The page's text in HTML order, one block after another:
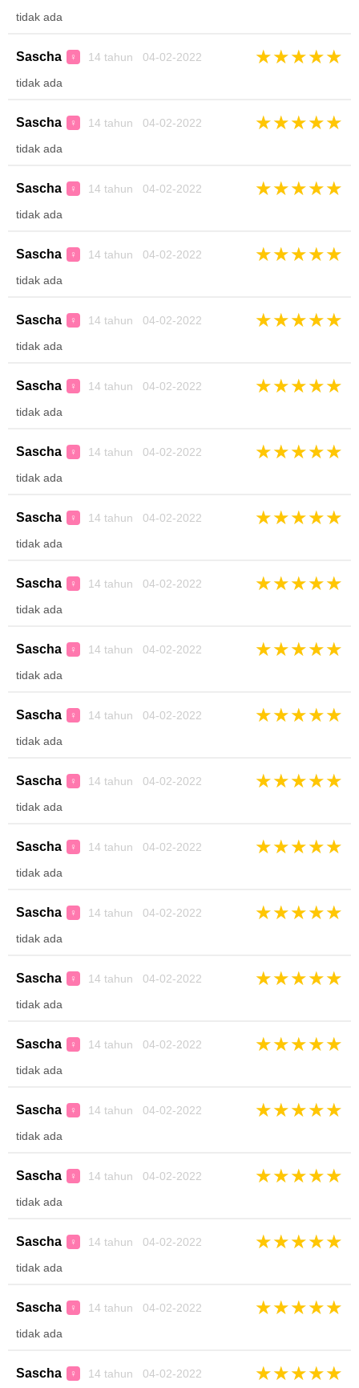
tidak ada
Sascha ♀ 14 tahun 04-02-2022 ★★★★★
tidak ada
Sascha ♀ 14 tahun 04-02-2022 ★★★★★
tidak ada
Sascha ♀ 14 tahun 04-02-2022 ★★★★★
tidak ada
Sascha ♀ 14 tahun 04-02-2022 ★★★★★
tidak ada
Sascha ♀ 14 tahun 04-02-2022 ★★★★★
tidak ada
Sascha ♀ 14 tahun 04-02-2022 ★★★★★
tidak ada
Sascha ♀ 14 tahun 04-02-2022 ★★★★★
tidak ada
Sascha ♀ 14 tahun 04-02-2022 ★★★★★
tidak ada
Sascha ♀ 14 tahun 04-02-2022 ★★★★★
tidak ada
Sascha ♀ 14 tahun 04-02-2022 ★★★★★
tidak ada
Sascha ♀ 14 tahun 04-02-2022 ★★★★★
tidak ada
Sascha ♀ 14 tahun 04-02-2022 ★★★★★
tidak ada
Sascha ♀ 14 tahun 04-02-2022 ★★★★★
tidak ada
Sascha ♀ 14 tahun 04-02-2022 ★★★★★
tidak ada
Sascha ♀ 14 tahun 04-02-2022 ★★★★★
tidak ada
Sascha ♀ 14 tahun 04-02-2022 ★★★★★
tidak ada
Sascha ♀ 14 tahun 04-02-2022 ★★★★★
tidak ada
Sascha ♀ 14 tahun 04-02-2022 ★★★★★
tidak ada
Sascha ♀ 14 tahun 04-02-2022 ★★★★★
tidak ada
Sascha ♀ 14 tahun 04-02-2022 ★★★★★
tidak ada
Sascha ♀ 14 tahun 04-02-2022 ★★★★★